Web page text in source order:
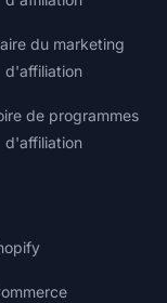
du marketing
d'affiliation
de programmes
d'affiliation